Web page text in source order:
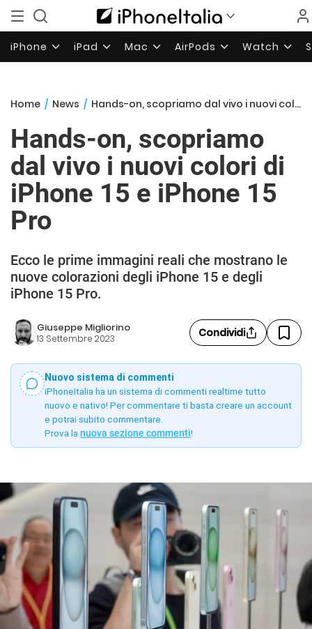
iPhone iPad Mac AirPods Watch
Home / News / Hands-on, scopriamo dal vivo i nuovi colori di iPhone 15 e iPhone 15 Pro
Hands-on, scopriamo
dal vivo i nuovi colori di
iPhone 15 e iPhone 15
Pro
Ecco le prime immagini reali che mostrano le
nuove colorazioni degli iPhone 15 e degli
iPhone 15 Pro.
Giuseppe Migliorino
13 Settembre 2023 Condividi
Nuovo sistema di commenti
iPhoneItalia ha un sistema di commenti realtime tutto
nuovo e nativo! Per commentare ti basta creare un account
e potrai subito commentare.
Prova la nuova sezione commenti!